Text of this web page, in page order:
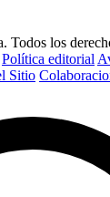
los
Política editorial
Sitio